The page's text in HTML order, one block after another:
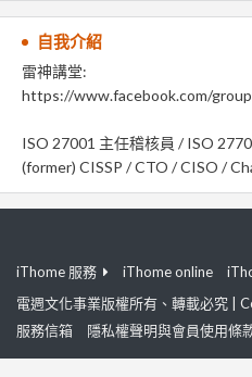
自我介紹
雷神講堂:
https://www.facebook.com/
ISO 27001 主任稽核員 / ISO
(former) CISSP / CTO / CISO /
iThome 服務 iThome online
電週文化事業版權所有、轉載必究 |
服務信箱
隱私權聲明與會員使用條